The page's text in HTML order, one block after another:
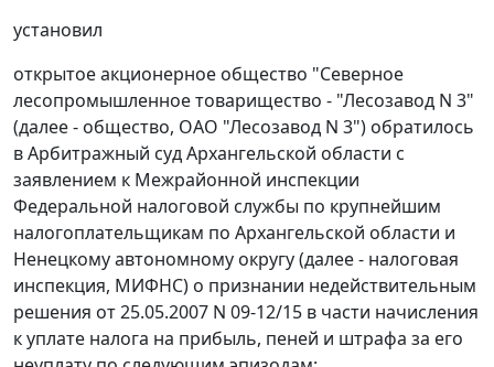
установил
открытое акционерное общество "Северное
лесопромышленное товарищество - "Лесозавод N 3"
(далее - общество, ОАО "Лесозавод N 3") обратилось
в Арбитражный суд Архангельской области с
заявлением к Межрайонной инспекции
Федеральной налоговой службы по крупнейшим
налогоплательщикам по Архангельской области и
Ненецкому автономному округу (далее - налоговая
инспекция, МИФНС) о признании недействительным
решения от 25.05.2007 N 09-12/15 в части начисления
к уплате налога на прибыль, пеней и штрафа за его